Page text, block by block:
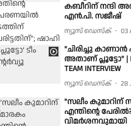
കബീറിന് നന്ദി
എൻ.പി. സജീഷ്
ന്യൂസ് ഡെസ്ക് 03
"ചിരിച്ചു കാണാൻ
അതാണ് പ്ലൂട്ടോ" |
TEAM INTERVIEW
ന്യൂസ് ഡെസ്ക് 28
"സലീം കുമാറിന്
എന്തിൻ്റെ
വിമർശനവുമായി